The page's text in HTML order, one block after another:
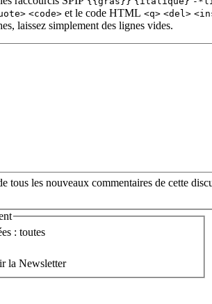
<code> et le code HTML <q> <del>
laissez simplement des lignes vides.
tous les nouveaux commentaires de cette
: toutes
la Newsletter